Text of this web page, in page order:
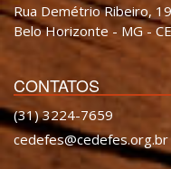
Rua Demétrio Ribeiro,
Belo Horizonte - MG -
CONTATOS
(31) 3224-7659
cedefes@cedefes.org.br